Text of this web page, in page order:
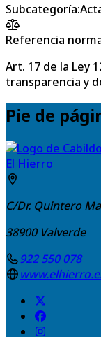
Subcategoría:
Referencia
Art. 17 de la Ley
transparencia y
Pie de
El Hierro
C/Dr. Quintero
38900 Valverde
922 550 078